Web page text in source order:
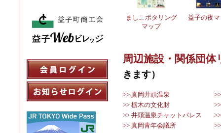
ましこポタリング
マップ
益子の夜
周辺施設・関係団
きます）
>> 真岡井頭温泉
>> 栃木の文化財
>> 井頭温泉チャットパレス
>> 真岡青年会議所